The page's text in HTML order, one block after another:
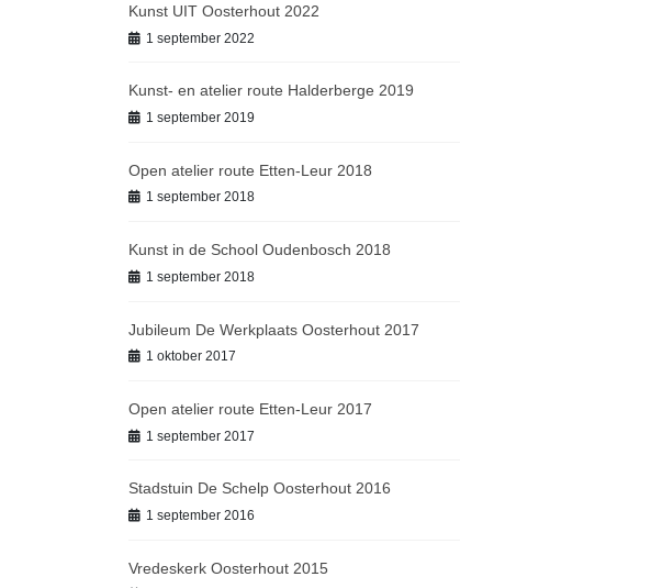
Kunst UIT Oosterhout 2022
1 september 2022
Kunst- en atelier route Halderberge 2019
1 september 2019
Open atelier route Etten-Leur 2018
1 september 2018
Kunst in de School Oudenbosch 2018
1 september 2018
Jubileum De Werkplaats Oosterhout 2017
1 oktober 2017
Open atelier route Etten-Leur 2017
1 september 2017
Stadstuin De Schelp Oosterhout 2016
1 september 2016
Vredeskerk Oosterhout 2015